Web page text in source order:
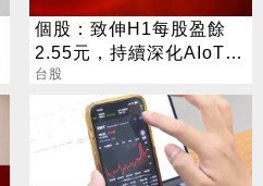
個股：致伸H1每股盈餘
2.55元，持續深化AIoT、
AI智慧監控、機器人與車
用佈局
台股